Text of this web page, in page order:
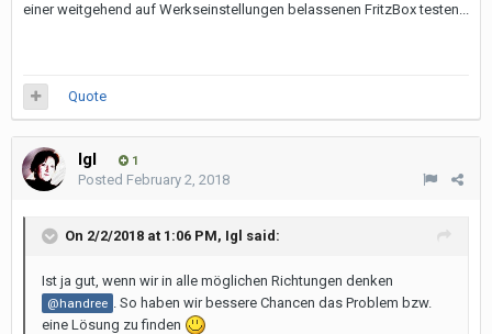
einer weitgehend auf Werkseinstellungen belassenen FritzBox testen...
Quote
Igl 1
Posted February 2, 2018
On 2/2/2018 at 1:06 PM, Igl said:
Ist ja gut, wenn wir in alle möglichen Richtungen denken
@handree
. So haben wir bessere Chancen das Problem bzw.
eine Lösung zu finden